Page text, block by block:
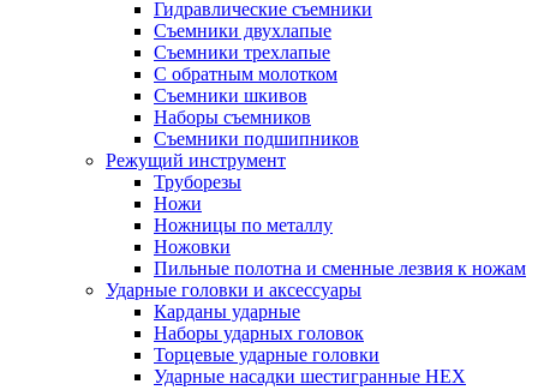
Гидравлические съемники
Съемники двухлапые
Съемники трехлапые
С обратным молотком
Съемники шкивов
Наборы съемников
Съемники подшипников
Режущий инструмент
Труборезы
Ножи
Ножницы по металлу
Ножовки
Пильные полотна и сменные лезвия к ножам
Ударные головки и аксессуары
Карданы ударные
Наборы ударных головок
Торцевые ударные головки
Ударные насадки шестигранные HEX